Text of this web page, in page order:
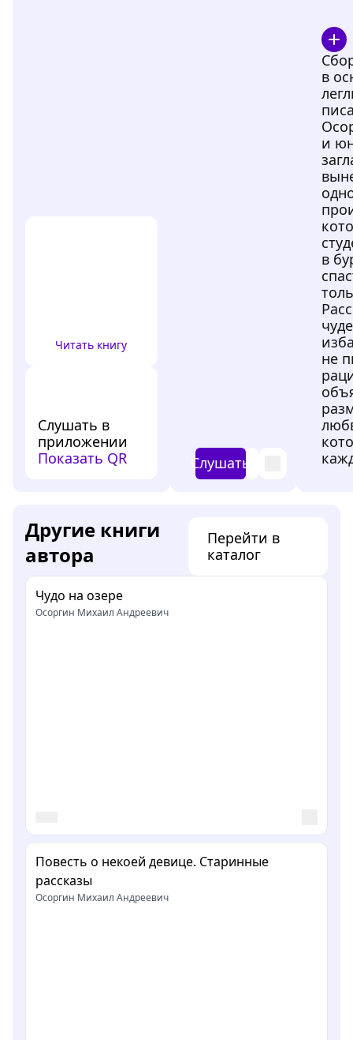
Читать книгу
Слушать в
приложении
Показать QR
Слушать
в
и
в
не
Другие книги
автора
Перейти в
каталог
Чудо на озере
Осоргин Михаил Андреевич
Повесть о некоей девице. Старинные
рассказы
Осоргин Михаил Андреевич